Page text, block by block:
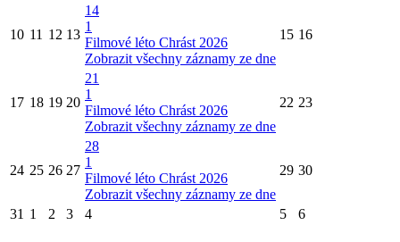
10 11 12 13
14
1
Filmové léto Chrást 2026
Zobrazit všechny záznamy ze dne
15 16
17 18 19 20
21
1
Filmové léto Chrást 2026
Zobrazit všechny záznamy ze dne
22 23
24 25 26 27
28
1
Filmové léto Chrást 2026
Zobrazit všechny záznamy ze dne
29 30
31 1 2 3 4 5 6